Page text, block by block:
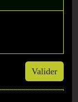
Valider